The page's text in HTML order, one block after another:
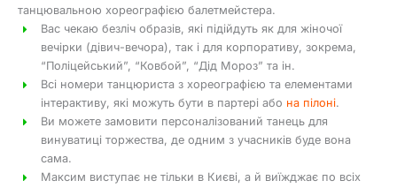
танцювальною хореографією балетмейстера.
Вас чекаю безліч образів, які підійдуть як для жіночої
вечірки (дівич-вечора), так і для корпоративу, зокрема,
“Поліцейський”, “Ковбой”, “Дід Мороз” та ін.
Всі номери танцюриста з хореографією та елементами
інтерактиву, які можуть бути в партері або на пілоні.
Ви можете замовити персоналізований танець для
винуватиці торжества, де одним з учасників буде вона
сама.
Максим виступає не тільки в Києві, а й виїжджає по всіх